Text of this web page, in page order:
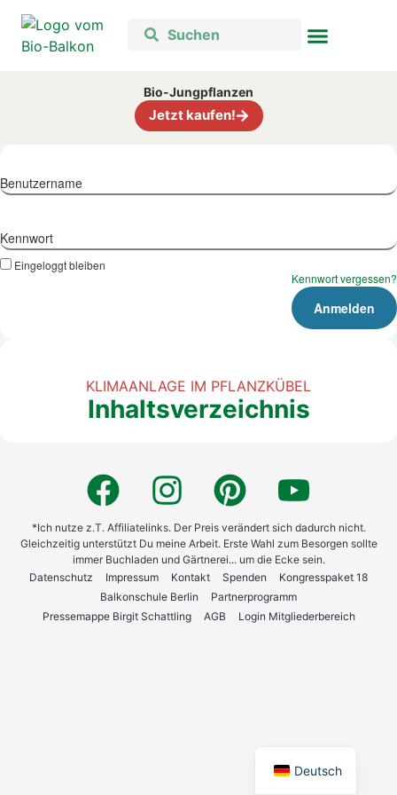
Bio-Jungpflanzen
Jetzt kaufen!
KLIMAANLAGE IM PFLANZKÜBEL
Inhaltsverzeichnis
Benutzername
Kennwort
Eingeloggt bleiben
Kennwort vergessen?
*Ich nutze z.T. Affiliatelinks. Der Preis verändert sich dadurch nicht.
Gleichzeitig unterstützt Du meine Arbeit. Erste Wahl zum Besorgen sollte
immer Buchladen und Gärtnerei... um die Ecke sein.
Daten­schutz
Impres­sum Kon­takt Spen­den
Kon­gress­pa­ket 18
Bal­kon­schu­le Ber­lin
Part­ner­pro­gramm
Pres­se­map­pe Bir­git Schatt­ling
AGB Log­in Mit­glie­der­be­reich
Deutsch